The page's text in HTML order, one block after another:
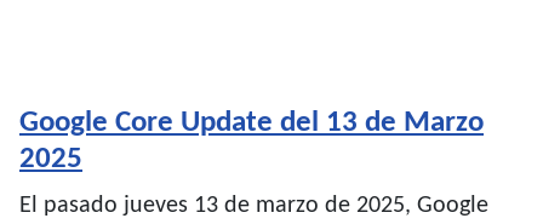
Google Core Update del 13 de Marzo
2025
El pasado jueves 13 de marzo de 2025, Google